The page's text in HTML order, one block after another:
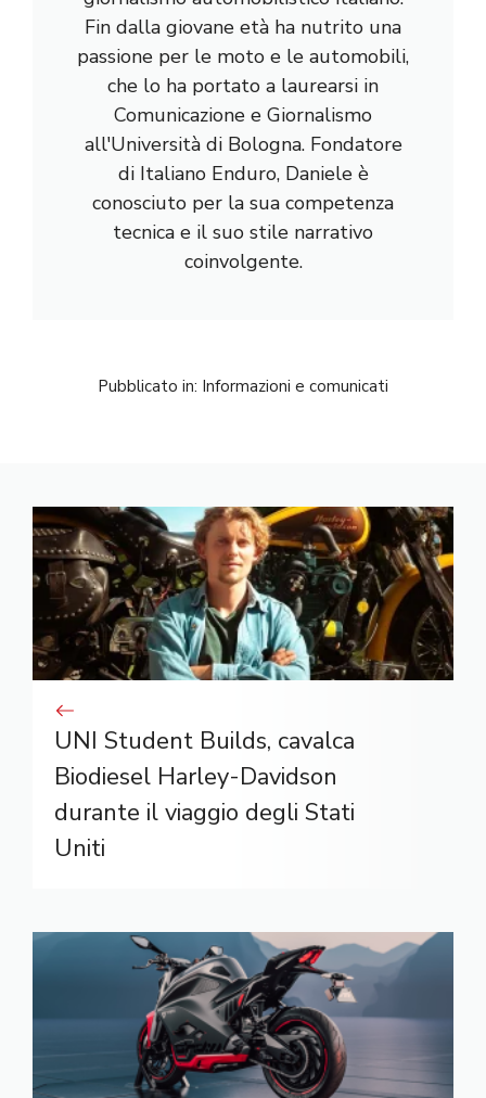
Fin dalla giovane età ha nutrito una
passione per le moto e le automobili,
che lo ha portato a laurearsi in
Comunicazione e Giornalismo
all'Università di Bologna. Fondatore
di Italiano Enduro, Daniele è
conosciuto per la sua competenza
tecnica e il suo stile narrativo
coinvolgente.
Pubblicato in: Informazioni e comunicati
UNI Student Builds, cavalca
Biodiesel Harley-Davidson
durante il viaggio degli Stati
Uniti